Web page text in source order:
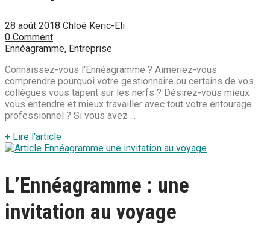
28 août 2018 Chloé Keric-Eli
0 Comment
Ennéagramme, Entreprise
Connaissez-vous l'Ennéagramme ? Aimeriez-vous
comprendre pourquoi votre gestionnaire ou certains de vos
collègues vous tapent sur les nerfs ? Désirez-vous mieux
vous entendre et mieux travailler avec tout votre entourage
professionnel ? Si vous avez ...
+ Lire l'article
L’Ennéagramme : une
invitation au voyage